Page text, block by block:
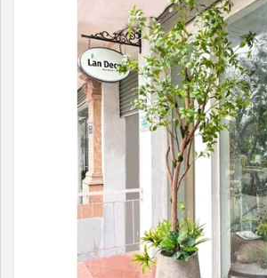
CÂY GIẢ TRANG TRÍ TIỂU
TƯỜNG CÂY GIẢ KHĂN TRẢI